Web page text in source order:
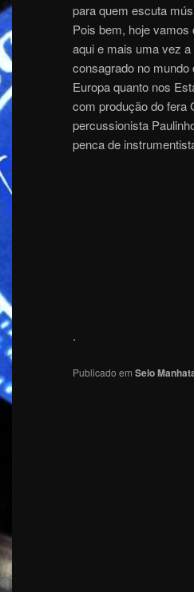
para quem escuta
Pois bem, hoje
aqui e mais uma vez
consagrado no
Europa quanto nos
com produção do fera
percussionista
penca de
.
Publicado em Selo